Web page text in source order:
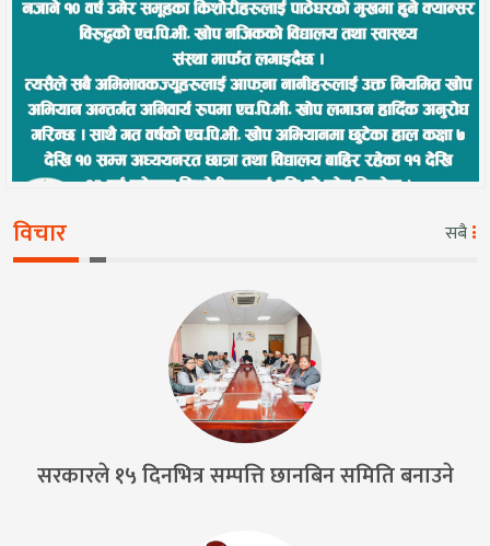
विचार सबै
सरकारले १५ दिनभित्र सम्पत्ति छानबिन समिति बनाउने